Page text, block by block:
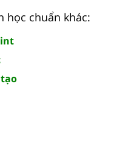
học chuẩn khác: